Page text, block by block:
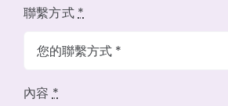
聯繫方式*
內容*